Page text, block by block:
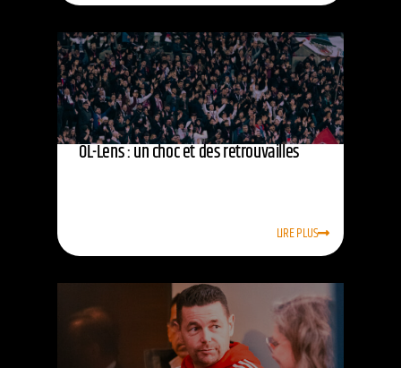
OL-Lens : un choc et des retrouvailles
LIRE PLUS